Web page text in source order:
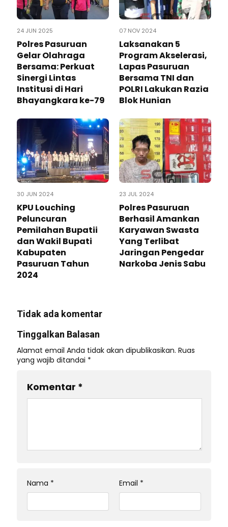
24 JUN 2025
Polres Pasuruan
Gelar Olahraga
Bersama: Perkuat
Sinergi Lintas
Institusi di Hari
Bhayangkara ke-79
07 NOV 2024
Laksanakan 5
Program Akselerasi,
Lapas Pasuruan
Bersama TNI dan
POLRI Lakukan Razia
Blok Hunian
30 JUN 2024
KPU Louching
Peluncuran
Pemilahan Bupatii
dan Wakil Bupati
Kabupaten
Pasuruan Tahun
2024
23 JUL 2024
Polres Pasuruan
Berhasil Amankan
Karyawan Swasta
Yang Terlibat
Jaringan Pengedar
Narkoba Jenis Sabu
Tidak ada komentar
Tinggalkan Balasan
Alamat email Anda tidak akan dipublikasikan. Ruas
yang wajib ditandai *
Komentar *
Nama * Email *